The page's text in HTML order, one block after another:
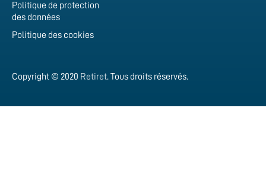
Politique de protection
des données
Politique des cookies
Copyright © 2020 Retiret. Tous droits réservés.